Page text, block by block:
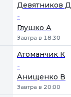
Девятников Д
-
Глушко А
Завтра в 18:30
Атоманчик К
-
Анищенко В
Завтра в 20:00